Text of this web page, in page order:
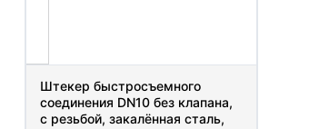
Штекер быстросъемного
соединения DN10 без клапана,
с резьбой, закалённая сталь,